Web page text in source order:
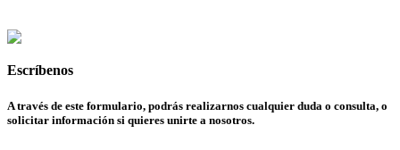
Escríbenos
A través de este formulario, podrás realizarnos cualquier duda o consulta, o
solicitar información si quieres unirte a nosotros.